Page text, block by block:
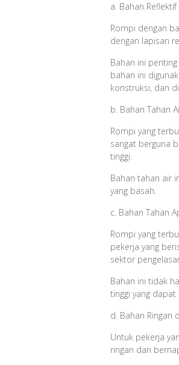
a. Bahan Reflektif
Rompi dengan
dengan lapisan
Bahan ini
bahan ini
konstruksi, dan
b. Bahan Tahan
Rompi yang
sangat berguna
tinggi.
Bahan tahan air
yang basah.
c. Bahan Tahan
Rompi yang
pekerja yang
sektor
Bahan ini tidak
tinggi yang
d. Bahan Ringan
Untuk pekerja
ringan dan